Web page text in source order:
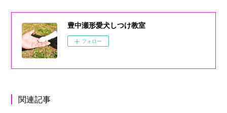
豊中瀬形愛犬しつけ教室
フォロー
関連記事